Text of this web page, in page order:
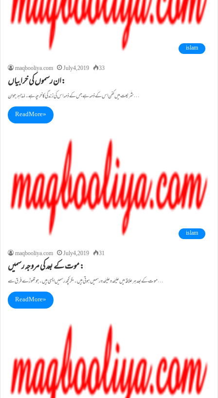
islam
maqbooliya.com
July 4, 2019 33
ان رسموں کی خرابیاں:
شریعت میں کفن اس کے ذمہ ہے جس کے ذمہ اس کی زندگی کا خرچہ ہے ۔ لہٰذا ہر جوان…
Read More »
islam
maqbooliya.com
July 4, 2019 31
موت کے بعد کی مروجہ رسمیں :
موت کے بعد ہر علاقہ میں علیٰحدہ علیٰحدہ رسمیں ہوتی ہیں ۔مگر کچھ رسمیں ایسی ہیں ۔جو تھوڑے فرق سے…
Read More »